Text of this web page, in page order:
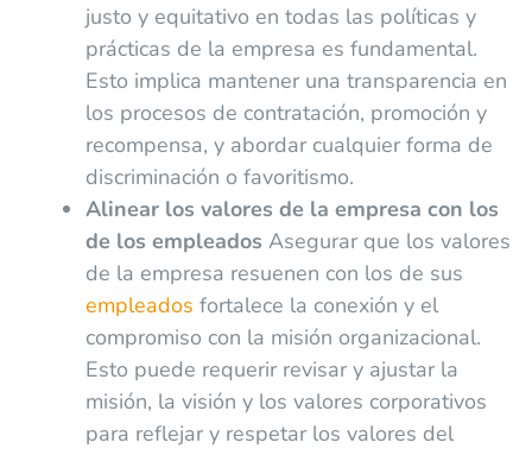
justo y equitativo en todas las políticas y
prácticas de la empresa es fundamental.
Esto implica mantener una transparencia en
los procesos de contratación, promoción y
recompensa, y abordar cualquier forma de
discriminación o favoritismo.
Alinear los valores de la empresa con los
de los empleados Asegurar que los valores
de la empresa resuenen con los de sus
empleados fortalece la conexión y el
compromiso con la misión organizacional.
Esto puede requerir revisar y ajustar la
misión, la visión y los valores corporativos
para reflejar y respetar los valores del